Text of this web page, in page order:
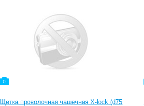
0
Щетка проволочная чашечная X-lock (d75